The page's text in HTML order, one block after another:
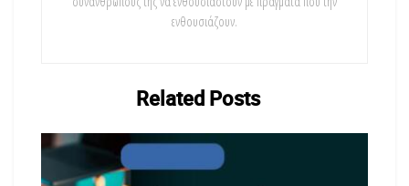
ενθουσιάζουν.
RelatedPosts